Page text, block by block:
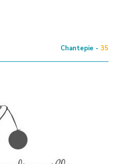
Chantepie - 35